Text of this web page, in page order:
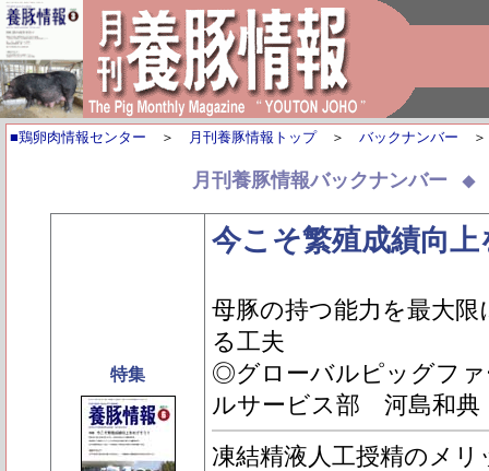
■鶏卵肉情報センター ＞ 月刊養豚情報トップ＞ バックナンバー
月刊養豚情報バックナンバー ◆
特集
今こそ繁殖成績向
母豚の持つ能力を最大
る工夫
◎グローバルピッグフ
ルサービス部 河島和典
凍結精液人工授精のメ